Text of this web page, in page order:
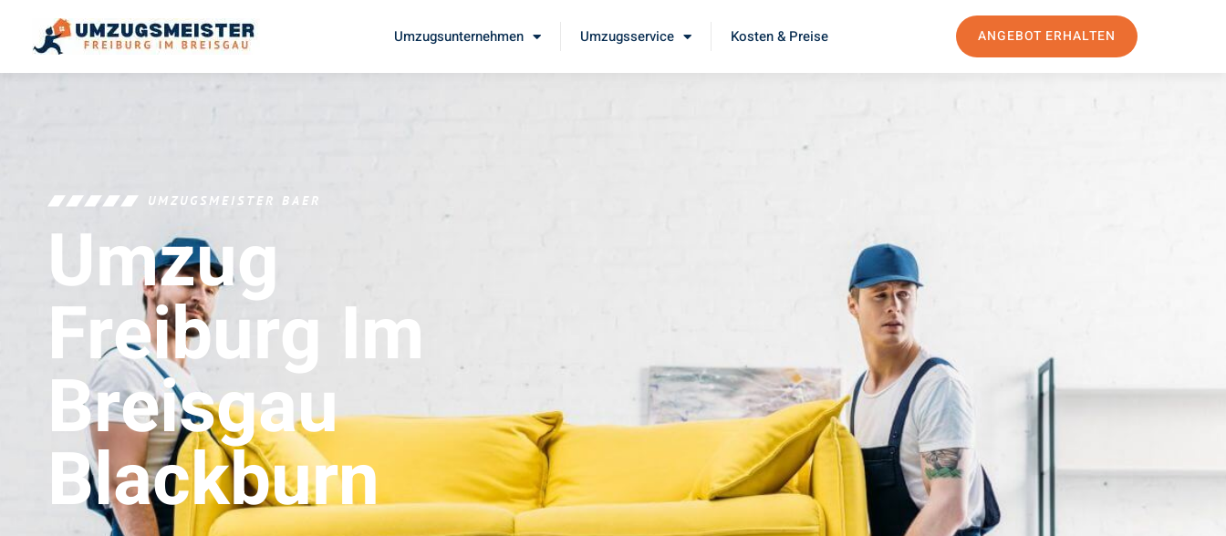
Umzugsunternehmen Umzugsservice Kosten & Preise ANGEBOT ERHALTEN
UMZUGSMEISTER BAER
Umzug
Freiburg Im
Breisgau
Blackburn